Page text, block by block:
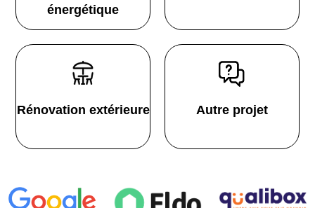
énergétique
Rénovation extérieure Autre projet